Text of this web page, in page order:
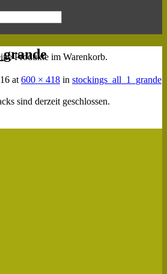
Produkte im Warenkorb.
at 600 × 418 in stockings_all_1_grande
sind derzeit geschlossen.